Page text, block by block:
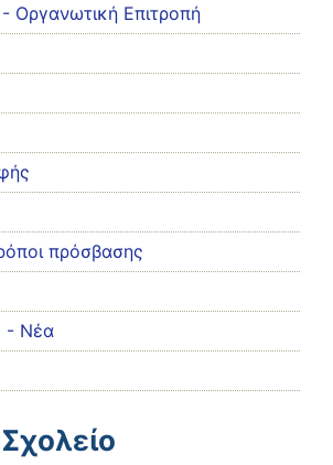
- Οργανωτική Επιτροπή
πρόσβασης
- Νέα